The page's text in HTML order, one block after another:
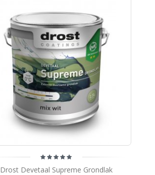
Drost Devetaal Supreme Grondlak